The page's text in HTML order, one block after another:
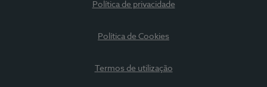
Política de privacidade
Política de Cookies
Termos de utilização